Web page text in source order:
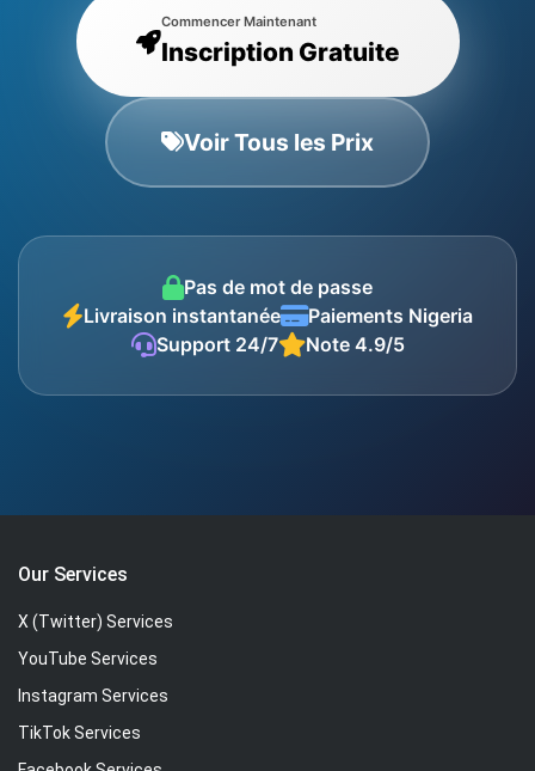
Commencer Maintenant
Inscription Gratuite
Voir Tous les Prix
Pas de mot de passe
Livraison instantanée
Paiements Nigeria
Support 24/7
Note 4.9/5
Our Services
X (Twitter) Services
YouTube Services
Instagram Services
TikTok Services